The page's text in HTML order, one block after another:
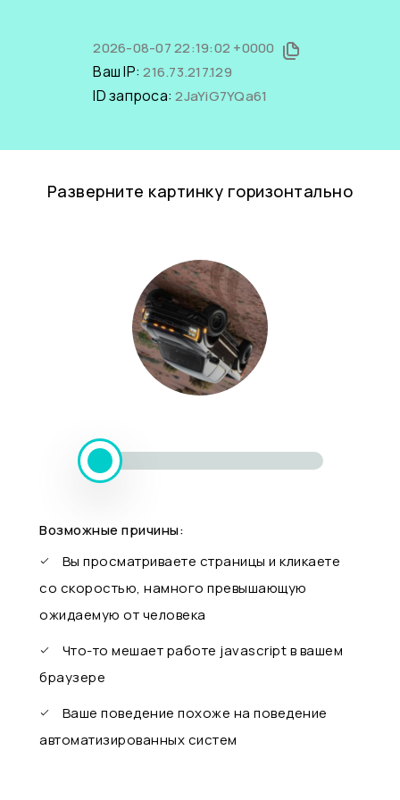
2026-08-07 22:19:02 +0000
Ваш IP:216.73.217.129
ID запроса:2JaYiG7YQa61
Разверните картинку горизонтально
Возможные причины:
Вы просматриваете страницы и кликаете
со скоростью, намного превышающую
ожидаемую от человека
Что-то мешает работе javascript в вашем
браузере
Ваше поведение похоже на поведение
автоматизированных систем